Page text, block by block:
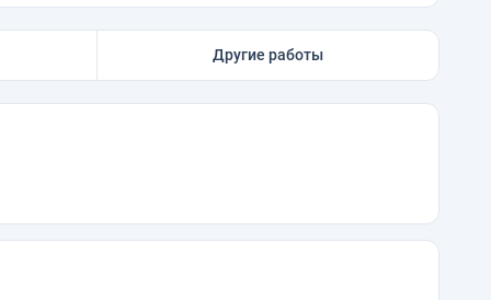
Другие работы